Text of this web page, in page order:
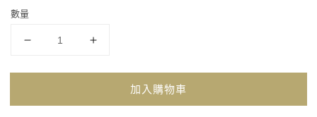
數量
加入購物車